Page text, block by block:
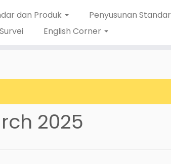
dan Produk Penyusunan Standar
Survei English Corner
2025